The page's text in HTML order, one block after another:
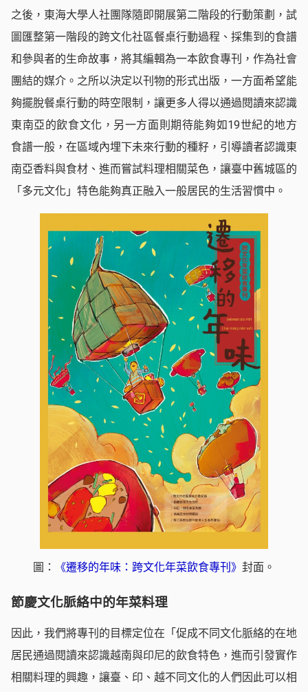
之後，東海大學人社團隊隨即開展第二階段的行動策劃，試
圖匯整第一階段的跨文化社區餐桌行動過程、採集到的食譜
和參與者的生命故事，將其編輯為一本飲食專刊，作為社會
團結的媒介。之所以決定以刊物的形式出版，一方面希望能
夠擺脫餐桌行動的時空限制，讓更多人得以通過閱讀來認識
東南亞的飲食文化，另一方面則期待能夠如19世紀的地方
食譜一般，在區域內埋下未來行動的種籽，引導讀者認識東
南亞香料與食材、進而嘗試料理相關菜色，讓臺中舊城區的
「多元文化」特色能夠真正融入一般居民的生活習慣中。
圖： 《遷移的年味：跨文化年菜飲食專刊》 封面。
節慶文化脈絡中的年菜料理
因此，我們將專刊的目標定位在「促成不同文化脈絡的在地
居民通過閱讀來認識越南與印尼的飲食特色，進而引發實作
相關料理的興趣，讓臺、印、越不同文化的人們因此可以相